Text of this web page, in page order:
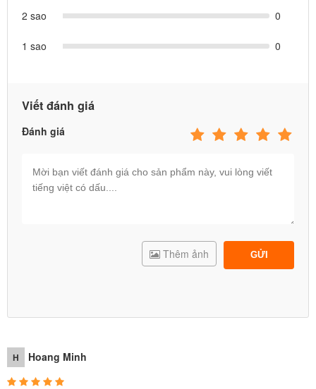
2 sao 0
1 sao 0
Viết đánh giá
Đánh giá
GỬI
Thêm ảnh
H Hoang Minh